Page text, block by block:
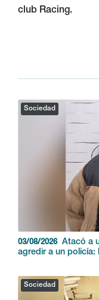
club Racing.
Sociedad
03/08/2026
Atacó a
agredir a un
Sociedad